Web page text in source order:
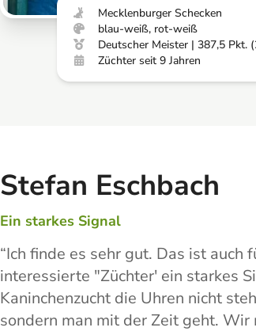
Mecklenburger Schecken
blau-weiß, rot-weiß
Deutscher Meister | 387,5 Pkt.
Züchter seit 9 Jahren
Stefan Eschbach
Ein starkes Signal
“Ich finde es sehr gut. Das ist auch
interessierte "Züchter' ein starkes
Kaninchenzucht die Uhren nicht
sondern man mit der Zeit geht. Wir